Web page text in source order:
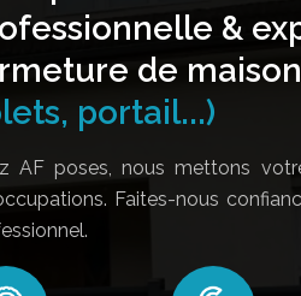
&
de maison
portail...)
AF poses, nous mettons
Faites-nous